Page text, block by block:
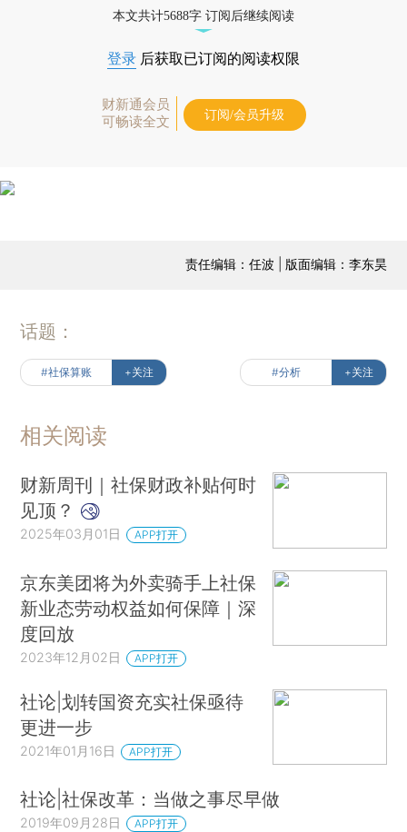
本文共计5688字 订阅后继续阅读
登录 后获取已订阅的阅读权限
财新通会员
可畅读全文
订阅/会员升级
责任编辑：任波 | 版面编辑：李东昊
话题：
#社保算账 +关注 #分析 +关注
相关阅读
财新周刊｜社保财政补贴何时
见顶？
2025年03月01日 APP打开
京东美团将为外卖骑手上社保
新业态劳动权益如何保障｜深
度回放
2023年12月02日 APP打开
社论|划转国资充实社保亟待
更进一步
2021年01月16日 APP打开
社论|社保改革：当做之事尽早做
2019年09月28日 APP打开